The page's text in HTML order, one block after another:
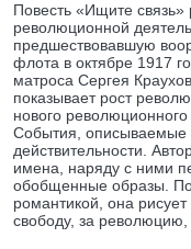
Повесть «Ищите связь»
революционной
предшествовавшую
флота в октябре 1917
матроса Сергея
показывает рост
нового
События, описываемые
действительности.
имена, наряду с ними
обобщенные образы.
романтикой, она
свободу, за революцию,